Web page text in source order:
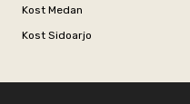
Kost Medan
Kost Sidoarjo